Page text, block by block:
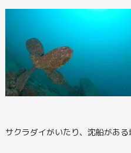
サクラダイがいたり、沈船があ